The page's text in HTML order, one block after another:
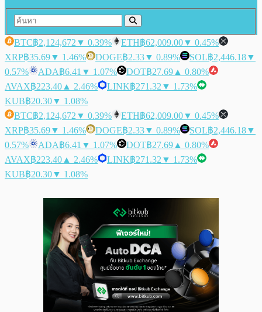
BTC฿2,124,672 ▼ 0.39% ETH฿62,009.00▼ 0.45%
XRP฿35.69▼ 1.46% DOGE฿2.33▼ 0.89% SOL฿2,446.18▼
0.57%
ADA฿6.41 ▼ 1.07% DOT฿27.69 ▲ 0.80%
AVAX฿223.40 ▲ 2.46% LINK฿271.32 ▼ 1.73%
KUB฿20.30▼ 1.08%
BTC฿2,124,672 ▼ 0.39% ETH฿62,009.00▼ 0.45%
XRP฿35.69▼ 1.46% DOGE฿2.33▼ 0.89% SOL฿2,446.18▼
0.57%
ADA฿6.41 ▼ 1.07% DOT฿27.69 ▲ 0.80%
AVAX฿223.40 ▲ 2.46% LINK฿271.32 ▼ 1.73%
KUB฿20.30▼ 1.08%